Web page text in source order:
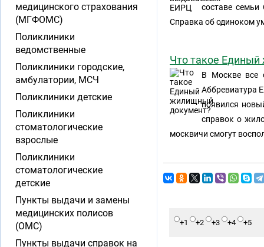
составе
Справка об одиноком
Что такое
В Москве все
Аббревиатура
появился
справок о
москвичи смогут
+1 +2 +3 +4 +5
медицинского страхования
(МГФОМС)
Поликлиники
ведомственные
Поликлиники городские,
амбулатории, МСЧ
Поликлиники детские
Поликлиники
стоматологические
взрослые
Поликлиники
стоматологические
детские
Пункты выдачи и замены
медицинских полисов
(ОМС)
Пункты выдачи справок на